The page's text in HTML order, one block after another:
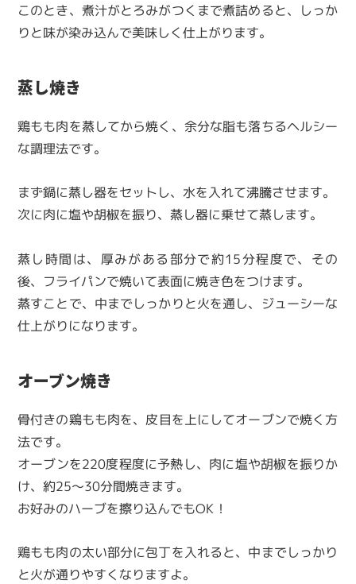
このとき、煮汁がとろみがつくまで煮詰めると、しっか
りと味が染み込んで美味しく仕上がります。
蒸し焼き
鶏もも肉を蒸してから焼く、余分な脂も落ちるヘルシー
な調理法です。
まず鍋に蒸し器をセットし、水を入れて沸騰させます。
次に肉に塩や胡椒を振り、蒸し器に乗せて蒸します。
蒸し時間は、厚みがある部分で約15分程度で、その
後、フライパンで焼いて表面に焼き色をつけます。
蒸すことで、中までしっかりと火を通し、ジューシーな
仕上がりになります。
オーブン焼き
骨付きの鶏もも肉を、皮目を上にしてオーブンで焼く方
法です。
オーブンを220度程度に予熱し、肉に塩や胡椒を振りか
け、約25〜30分間焼きます。
お好みのハーブを擦り込んでもOK！
鶏もも肉の太い部分に包丁を入れると、中までしっかり
と火が通りやすくなりますよ。